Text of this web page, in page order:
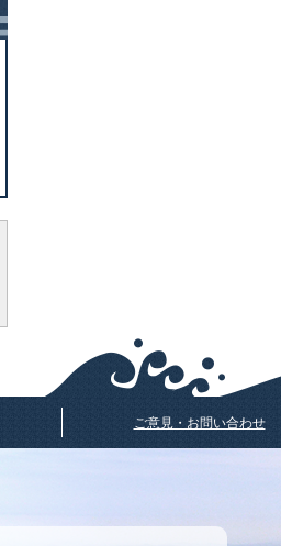
ご意見・お問い合わせ